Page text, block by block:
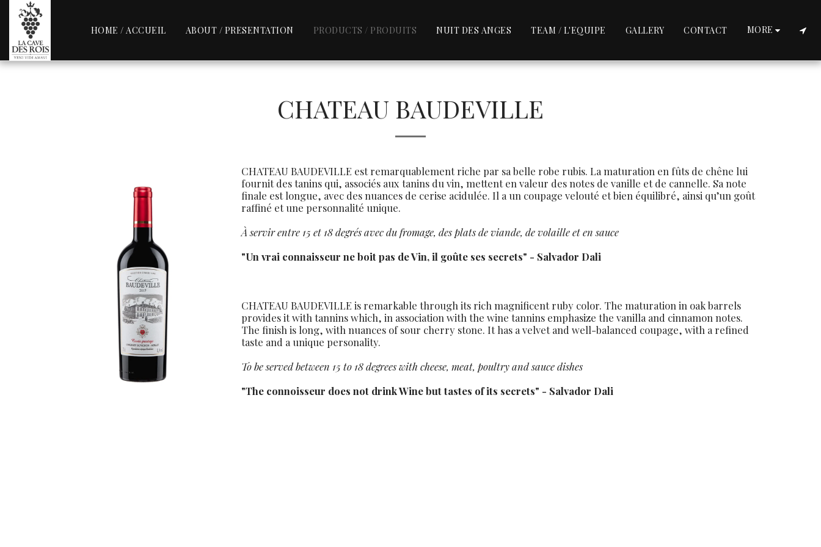
HOME / ACCUEIL ABOUT / PRESENTATION PRODUCTS / PRODUITS NUIT DES ANGES TEAM / L'EQUIPE GALLERY CONTACT MORE
CHATEAU BAUDEVILLE
CHATEAU BAUDEVILLE est remarquablement riche par sa belle robe rubis. La maturation en fûts de chêne lui
fournit des tanins qui, associés aux tanins du vin, mettent en valeur des notes de vanille et de cannelle. Sa note
finale est longue, avec des nuances de cerise acidulée. Il a un coupage velouté et bien équilibré, ainsi qu’un goût
raffiné et une personnalité unique.
À servir entre 15 et 18 degrés avec du fromage, des plats de viande, de volaille et en sauce
"Un vrai connaisseur ne boit pas de Vin, il goûte ses secrets" - Salvador Dali
CHATEAU BAUDEVILLE is remarkable through its rich magnificent ruby color. The maturation in oak barrels
provides it with tannins which, in association with the wine tannins emphasize the vanilla and cinnamon notes.
The finish is long, with nuances of sour cherry stone. It has a velvet and well-balanced coupage, with a refined
taste and a unique personality.
To be served between 15 to 18 degrees with cheese, meat, poultry and sauce dishes
"The connoisseur does not drink Wine but tastes of its secrets" - Salvador Dali